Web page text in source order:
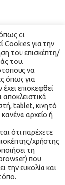
adipisicing
iusto eos
nemo alias
cupiditate
MADE
οι
Cookies για την
του επισκέπτη/
του.
να
όπως για
επισκεφθεί
tablet, κινητό
αρχείο ή
ότι παρέχετε
χρήστης
τη
που
την ευκολία και